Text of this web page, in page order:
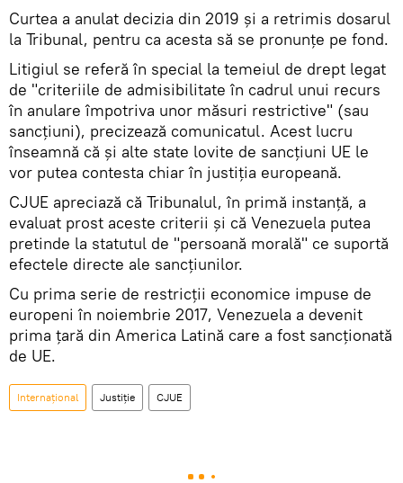
Curtea a anulat decizia din 2019 şi a retrimis dosarul
la Tribunal, pentru ca acesta să se pronunţe pe fond.
Litigiul se referă în special la temeiul de drept legat
de "criteriile de admisibilitate în cadrul unui recurs
în anulare împotriva unor măsuri restrictive" (sau
sancţiuni), precizează comunicatul. Acest lucru
înseamnă că și alte state lovite de sancțiuni UE le
vor putea contesta chiar în justiția europeană.
CJUE apreciază că Tribunalul, în primă instanţă, a
evaluat prost aceste criterii şi că Venezuela putea
pretinde la statutul de "persoană morală" ce suportă
efectele directe ale sancţiunilor.
Cu prima serie de restricţii economice impuse de
europeni în noiembrie 2017, Venezuela a devenit
prima ţară din America Latină care a fost sancţionată
de UE.
Internaţional Justiție CJUE